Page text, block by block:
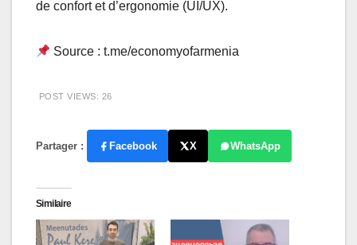
de confort et d’ergonomie (UI/UX).
Source : t.me/economyofarmenia
POST VIEWS: 26
Partager : Facebook X WhatsApp
Similaire